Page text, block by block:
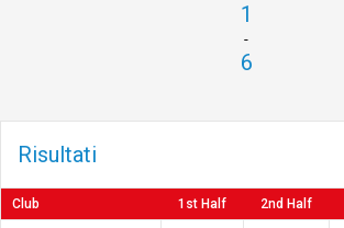
1
-
6
Risultati
Club 1st Half 2nd Half